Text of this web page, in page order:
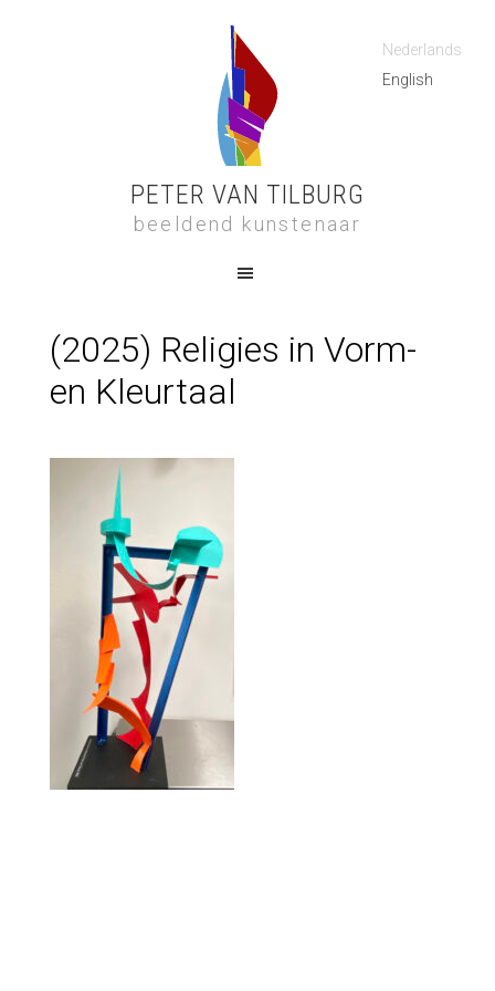
Nederlands
English
PETER VAN TILBURG
beeldend kunstenaar
(2025) Religies in Vorm-
en Kleurtaal